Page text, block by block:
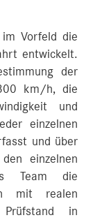
im Vorfeld die
entwickelt.
der
km/h, die
und
einzelnen
und über
einzelnen
Team die
mit realen
in